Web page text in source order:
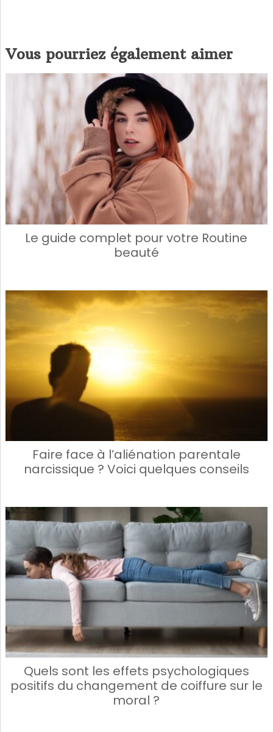
Vous pourriez également aimer
Le guide complet pour votre Routine
beauté
Faire face à l’aliénation parentale
narcissique ? Voici quelques conseils
Quels sont les effets psychologiques
positifs du changement de coiffure sur le
moral ?